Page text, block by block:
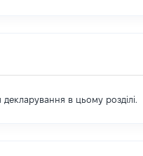
декларування в цьому розділі.